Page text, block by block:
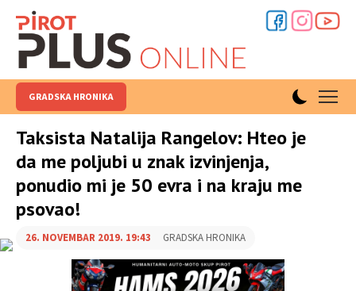
GRADSKA HRONIKA
Taksista Natalija Rangelov: Hteo je
da me poljubi u znak izvinjenja,
ponudio mi je 50 evra i na kraju me
psovao!
26. NOVEMBAR 2019. 19:43 GRADSKA HRONIKA